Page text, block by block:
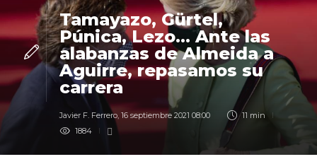
Tamayazo, Gürtel,
Púnica, Lezo… Ante las
alabanzas de Almeida a
Aguirre, repasamos su
carrera
Javier F. Ferrero, 16 septiembre 2021 08:00
11 min
1884